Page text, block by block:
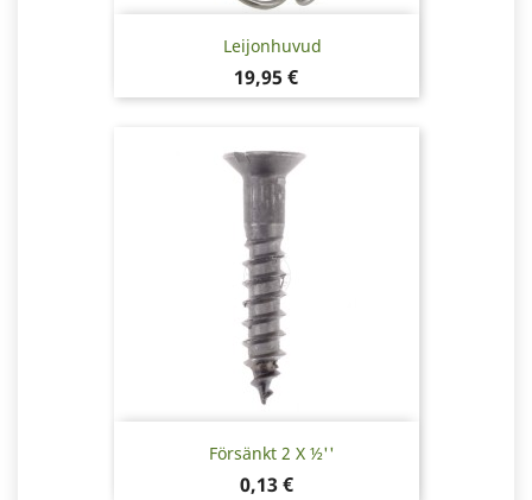
Leijonhuvud
Pris
19,95 €
Försänkt 2 X ½''
Pris
0,13 €